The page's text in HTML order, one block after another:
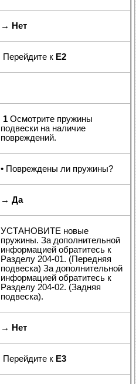
→ Нет
Перейдите к E2
1 Осмотрите пружины
подвески на наличие
повреждений.
• Повреждены ли пружины?
→ Да
УСТАНОВИТЕ новые
пружины. За дополнительной
информацией обратитесь к
Разделу 204-01. (Передняя
подвеска) За дополнительной
информацией обратитесь к
Разделу 204-02. (Задняя
подвеска).
→ Нет
Перейдите к E3